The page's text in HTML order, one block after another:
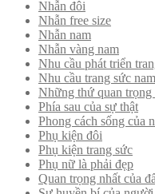
Nhẫn đôi
Nhẫn free size
Nhẫn nam
Nhẫn vàng nam
Nhu cầu phát triển
Nhu cầu trang sức
Những thứ quan trọng
Phía sau của sự thật
Phong cách sống của
Phụ kiện đôi
Phụ kiện trang sức
Phụ nữ là phải đẹp
Quan trọng nhất của